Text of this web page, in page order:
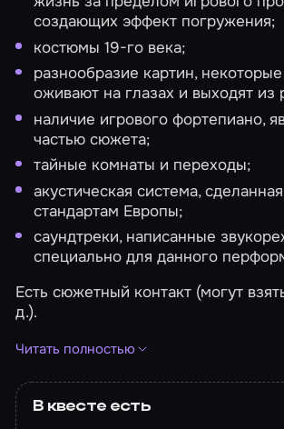
создающих эффект погружения;
костюмы 19-го века;
разнообразие картин,
оживают на глазах и выходят из
наличие игрового фортепиано,
частью сюжета;
тайные комнаты и переходы;
акустическая система,
стандартам Европы;
саундтреки, написанные
специально для данного
Есть сюжетный контакт (могут
д.).
Квест запрещен к прохождению
эпилепсией, а также лицам в
наркотическом опьянении.
Читать полностью
В квесте есть